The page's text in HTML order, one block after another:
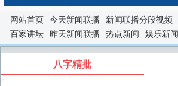
网站首页 今天新闻联播 新闻联播分段视频
百家讲坛
昨天新闻联播 热点新闻 娱乐新闻
八字精批